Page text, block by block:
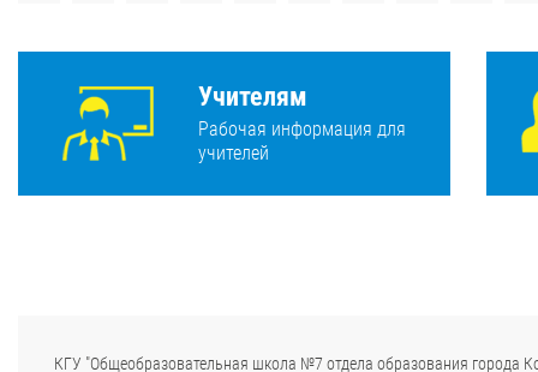
Учителям
Рабочая информация для
учителей
КГУ "Общеобразовательная школа №7 отдела образования города